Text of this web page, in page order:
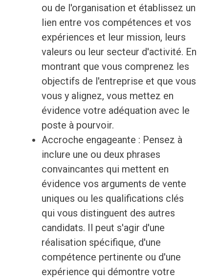
ou de l'organisation et établissez un
lien entre vos compétences et vos
expériences et leur mission, leurs
valeurs ou leur secteur d'activité. En
montrant que vous comprenez les
objectifs de l'entreprise et que vous
vous y alignez, vous mettez en
évidence votre adéquation avec le
poste à pourvoir.
Accroche engageante : Pensez à
inclure une ou deux phrases
convaincantes qui mettent en
évidence vos arguments de vente
uniques ou les qualifications clés
qui vous distinguent des autres
candidats. Il peut s'agir d'une
réalisation spécifique, d'une
compétence pertinente ou d'une
expérience qui démontre votre